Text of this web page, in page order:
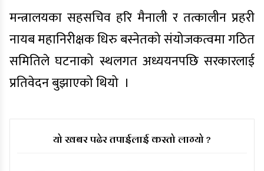
मन्त्रालयका सहसचिव हरि मैनाली र तत्कालीन प्रहरी
नायब महानिरीक्षक धिरु बस्नेतको संयोजकत्वमा गठित
समितिले घटनाको स्थलगत अध्ययनपछि सरकारलाई
प्रतिवेदन बुझाएको थियो ।
यो खबर पढेर तपाईलाई कस्तो लाग्यो ?